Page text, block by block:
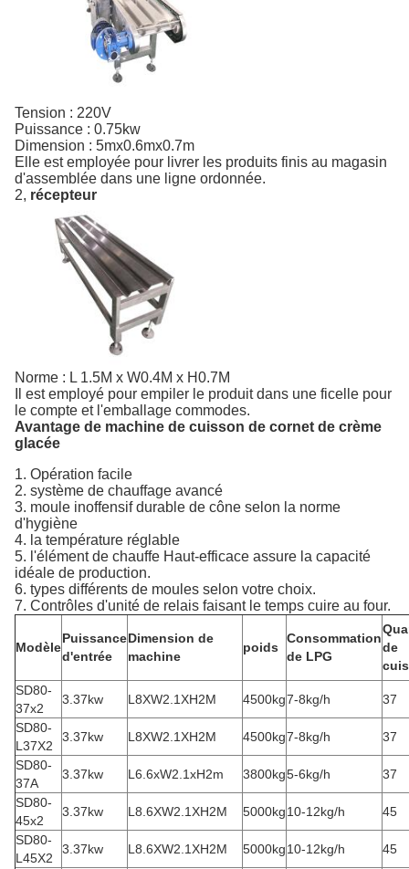
Tension : 220V
Puissance : 0.75kw
Dimension : 5mx0.6mx0.7m
Elle est employée pour livrer les produits finis au magasin
d'assemblée dans une ligne ordonnée.
2, récepteur
Norme : L 1.5M x W0.4M x H0.7M
Il est employé pour empiler le produit dans une ficelle pour
le compte et l'emballage commodes.
Avantage de machine de cuisson de cornet de crème
glacée
1. Opération facile
2. système de chauffage avancé
3. moule inoffensif durable de cône selon la norme
d'hygiène
4. la température réglable
5. l'élément de chauffe Haut-efficace assure la capacité
idéale de production.
6. types différents de moules selon votre choix.
7. Contrôles d'unité de relais faisant le temps cuire au four.
Modèle
Puissance
d'entrée
Dimension de
machine
poids
Consommation
de LPG
de
SD80-
37x2
3.37kw L8XW2.1XH2M 4500kg7-8kg/h
37
SD80-
L37X2
3.37kw L8XW2.1XH2M 4500kg7-8kg/h
37
SD80-
37A
3.37kw L6.6xW2.1xH2m 3800kg5-6kg/h
37
SD80-
45x2
3.37kw L8.6XW2.1XH2M 5000kg10-12kg/h
45
SD80-
L45X2
3.37kw L8.6XW2.1XH2M 5000kg10-12kg/h
45